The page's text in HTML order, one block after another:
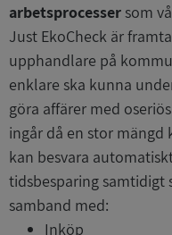
arbetsprocesser som
Just EkoCheck är
upphandlare på
enklare ska kunna
göra affärer med
ingår då en stor
kan besvara
tidsbesparing samtidigt
samband med:
Inköp